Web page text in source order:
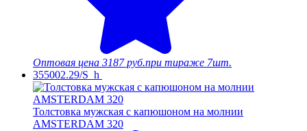
Оптовая цена 3187 руб.при тираже 7шт.
355002.29/S_h
Толстовка мужская с капюшоном на молнии
AMSTERDAM 320